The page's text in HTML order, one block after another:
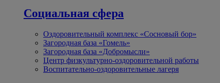
Социальная сфера
Оздоровительный комплекс «Сосновый бор»
Загородная база «Гомель»
Загородная база «Добромысли»
Центр физкультурно-оздоровительной работы
Воспитательно-оздоровительные лагеря